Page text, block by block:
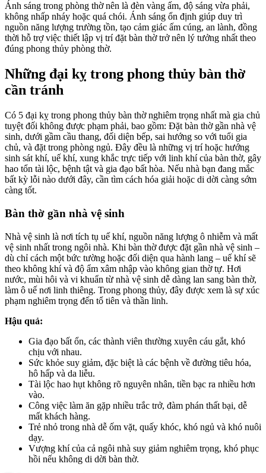
Ánh sáng trong phòng thờ nên là đèn vàng ấm, độ sáng vừa phải,
không nhấp nháy hoặc quá chói. Ánh sáng ổn định giúp duy trì
nguồn năng lượng trường tồn, tạo cảm giác ấm cúng, an lành, đồng
thời hỗ trợ việc thiết lập vị trí đặt bàn thờ trở nên lý tưởng nhất theo
đúng phong thủy phòng thờ.
Những đại kỵ trong phong thủy bàn thờ
cần tránh
Có 5 đại kỵ trong phong thủy bàn thờ nghiêm trọng nhất mà gia chủ
tuyệt đối không được phạm phải, bao gồm: Đặt bàn thờ gần nhà vệ
sinh, dưới gầm cầu thang, đối diện bếp, sai hướng so với tuổi gia
chủ, và đặt trong phòng ngủ. Đây đều là những vị trí hoặc hướng
sinh sát khí, uế khí, xung khắc trực tiếp với linh khí của bàn thờ, gây
hao tổn tài lộc, bệnh tật và gia đạo bất hòa. Nếu nhà bạn đang mắc
bất kỳ lỗi nào dưới đây, cần tìm cách hóa giải hoặc di dời càng sớm
càng tốt.
Bàn thờ gần nhà vệ sinh
Nhà vệ sinh là nơi tích tụ uế khí, nguồn năng lượng ô nhiễm và mất
vệ sinh nhất trong ngôi nhà. Khi bàn thờ được đặt gần nhà vệ sinh –
dù chỉ cách một bức tường hoặc đối diện qua hành lang – uế khí sẽ
theo không khí và độ ẩm xâm nhập vào không gian thờ tự. Hơi
nước, mùi hôi và vi khuẩn từ nhà vệ sinh dễ dàng lan sang bàn thờ,
làm ô uế nơi linh thiêng. Trong phong thủy, đây được xem là sự xúc
phạm nghiêm trọng đến tổ tiên và thần linh.
Hậu quả:
Gia đạo bất ổn, các thành viên thường xuyên cáu gắt, khó
chịu với nhau.
Sức khỏe suy giảm, đặc biệt là các bệnh về đường tiêu hóa,
hô hấp và da liễu.
Tài lộc hao hụt không rõ nguyên nhân, tiền bạc ra nhiều hơn
vào.
Công việc làm ăn gặp nhiều trắc trở, đàm phán thất bại, dễ
mất khách hàng.
Trẻ nhỏ trong nhà dễ ốm vặt, quấy khóc, khó ngủ và khó nuôi
dạy.
Vượng khí của cả ngôi nhà suy giảm nghiêm trọng, khó phục
hồi nếu không di dời bàn thờ.